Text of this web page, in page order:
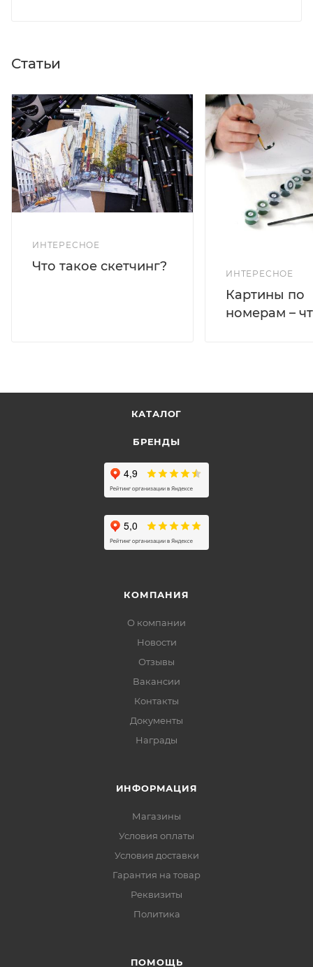
Статьи
ИНТЕРЕСНОЕ
Что такое скетчинг?
ИНТЕРЕСНОЕ
Картины по
номерам –
КАТАЛОГ
БРЕНДЫ
КОМПАНИЯ
О компании
Новости
Отзывы
Вакансии
Контакты
Документы
Награды
ИНФОРМАЦИЯ
Магазины
Условия оплаты
Условия доставки
Гарантия на товар
Реквизиты
Политика
ПОМОЩЬ